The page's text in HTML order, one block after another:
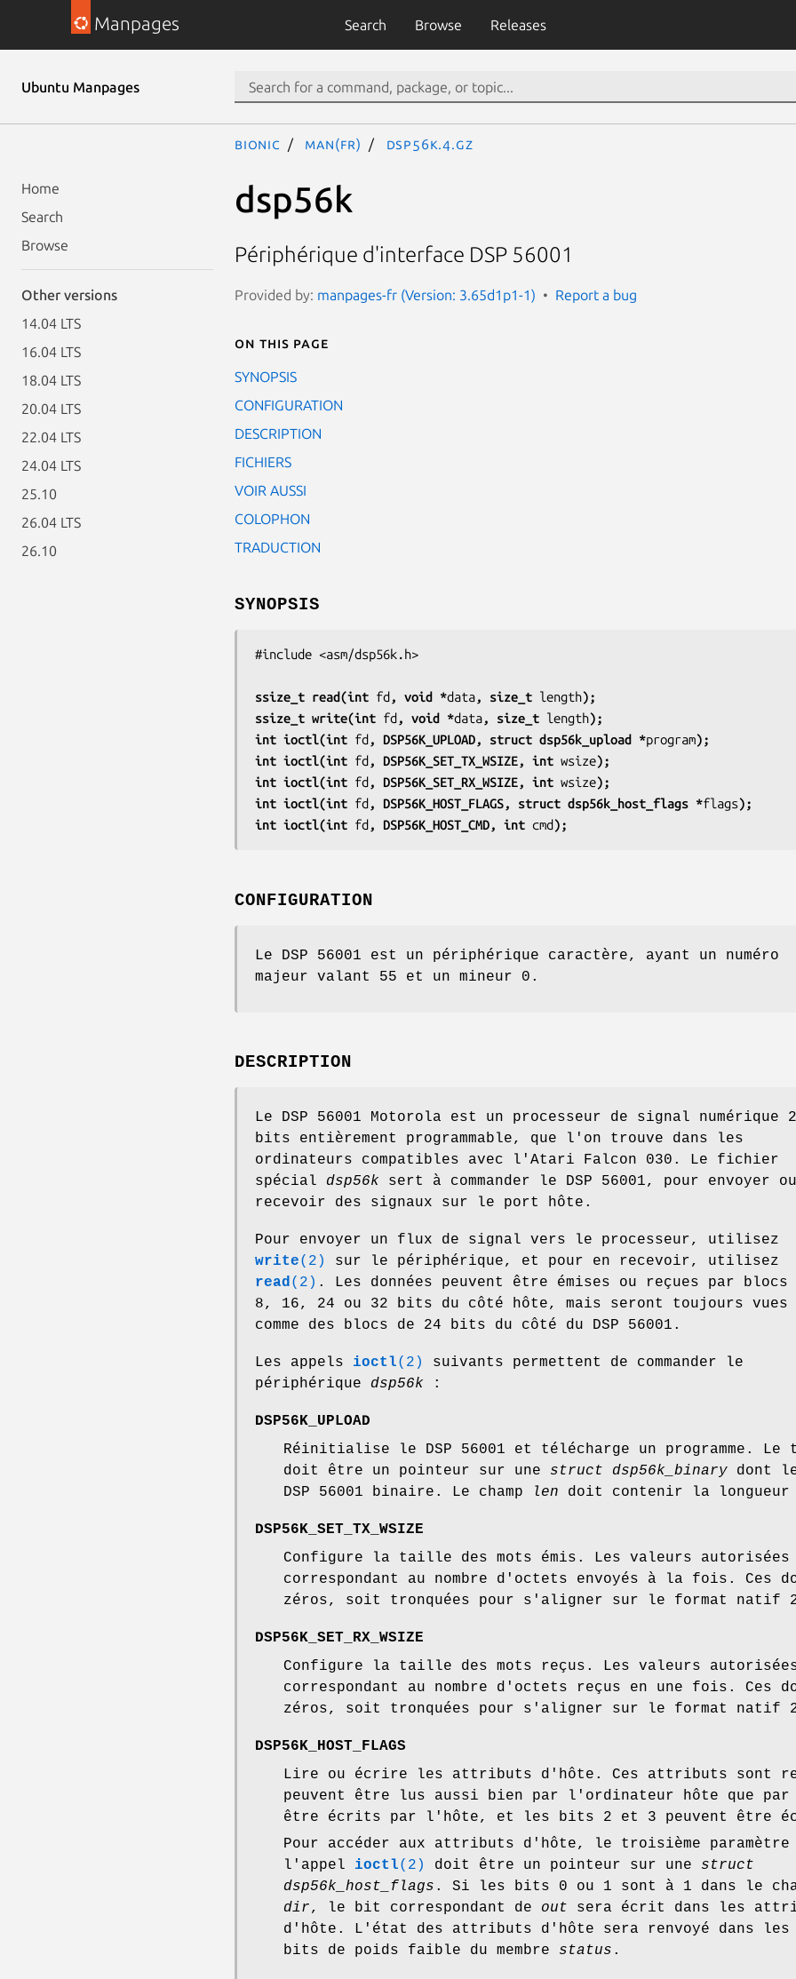
Manpages Search Browse Releases
Ubuntu Manpages
Home
Search
Browse
Other versions
14.04 LTS
16.04 LTS
18.04 LTS
20.04 LTS
22.04 LTS
24.04 LTS
25.10
26.04 LTS
26.10
bionic man(fr) dsp56k.4.gz
dsp56k
Périphérique d'interface DSP 56001
Provided by: manpages-fr (Version: 3.65d1p1-1) Report a bug
On this page
SYNOPSIS
CONFIGURATION
DESCRIPTION
FICHIERS
VOIR AUSSI
COLOPHON
TRADUCTION
SYNOPSIS
#include <asm/dsp56k.h>
ssize_t read(int fd , void *data, size_t length);
ssize_t write(int fd , void *data, size_t length);
int ioctl(int fd , DSP56K_UPLOAD, struct dsp56k_upload *program);
int ioctl(int fd , DSP56K_SET_TX_WSIZE, int wsize);
int ioctl(int fd , DSP56K_SET_RX_WSIZE, int wsize);
int ioctl(int fd , DSP56K_HOST_FLAGS, struct dsp56k_host_flags *flags);
int ioctl(int fd , DSP56K_HOST_CMD, int cmd);
CONFIGURATION
Le DSP 56001 est un périphérique caractère, ayant un numéro
majeur valant 55 et un mineur 0.
DESCRIPTION
Le DSP 56001 Motorola est un processeur de signal numérique
bits entièrement programmable, que l'on trouve dans les
ordinateurs compatibles avec l'Atari Falcon 030. Le fichier
spécial dsp56k sert à commander le DSP 56001, pour envoyer ou
recevoir des signaux sur le port hôte.
Pour envoyer un flux de signal vers le processeur, utilisez
write(2)
sur le périphérique, et pour en recevoir, utilisez
read(2) . Les données peuvent être émises ou reçues par blocs
8, 16, 24 ou 32 bits du côté hôte, mais seront toujours vues
comme des blocs de 24 bits du côté du DSP 56001.
Les appels ioctl(2)
suivants permettent de commander le
périphérique dsp56k :
DSP56K_UPLOAD
Réinitialise le DSP 56001 et télécharge un programme.
doit être un pointeur sur une struct dsp56k_binary dont
DSP 56001 binaire. Le champ
len doit contenir la longueur
DSP56K_SET_TX_WSIZE
Configure la taille des mots émis. Les valeurs
correspondant au nombre d'octets envoyés à la fois. Ces
zéros, soit tronquées pour s'aligner sur le format natif
DSP56K_SET_RX_WSIZE
Configure la taille des mots reçus. Les valeurs
correspondant au nombre d'octets reçus en une fois. Ces
zéros, soit tronquées pour s'aligner sur le format natif
DSP56K_HOST_FLAGS
Lire ou écrire les attributs d'hôte. Ces attributs sont
peuvent être lus aussi bien par l'ordinateur hôte que par
être écrits par l'hôte, et les bits 2 et 3 peuvent être
Pour accéder aux attributs d'hôte, le troisième paramètre
l'appel ioctl(2) doit être un pointeur sur une struct
dsp56k_host_flags . Si les bits 0 ou 1 sont à 1 dans le
dir, le bit correspondant de out sera écrit dans les
d'hôte. L'état des attributs d'hôte sera renvoyé dans les
bits de poids faible du membre status .